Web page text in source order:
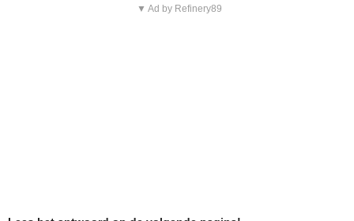
▼ Ad by Refinery89